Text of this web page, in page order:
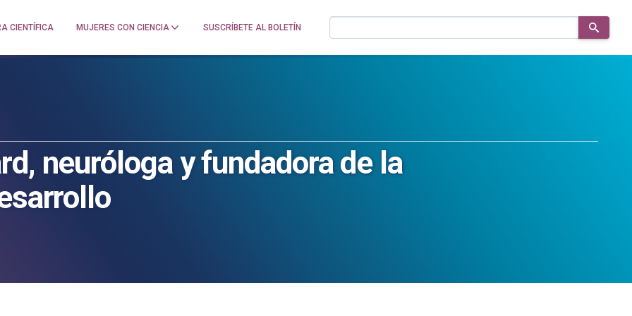
CIENTÍFICA MUJERES CON CIENCIA SUSCRÍBETE AL BOLETÍN
en
el
neuróloga y fundadora de la